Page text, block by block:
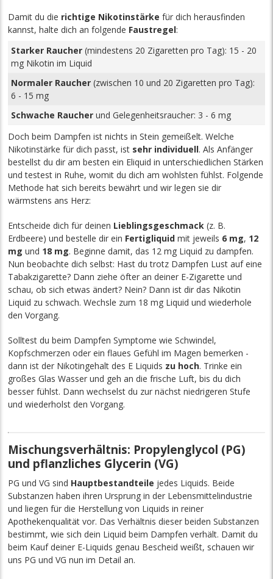
Damit du die richtige Nikotinstärke für dich herausfinden
kannst, halte dich an folgende Faustregel:
Starker Raucher (mindestens 20 Zigaretten pro Tag): 15 - 20
mg Nikotin im Liquid
Normaler Raucher (zwischen 10 und 20 Zigaretten pro Tag):
6 - 15 mg
Schwache Raucher und Gelegenheitsraucher: 3 - 6 mg
Doch beim Dampfen ist nichts in Stein gemeißelt. Welche
Nikotinstärke für dich passt, ist sehr individuell. Als Anfänger
bestellst du dir am besten ein Eliquid in unterschiedlichen Stärken
und testest in Ruhe, womit du dich am wohlsten fühlst. Folgende
Methode hat sich bereits bewährt und wir legen sie dir
wärmstens ans Herz:
Entscheide dich für deinen Lieblingsgeschmack (z. B.
Erdbeere) und bestelle dir ein Fertigliquid mit jeweils 6 mg, 12
mg und 18 mg. Beginne damit, das 12 mg Liquid zu dampfen.
Nun beobachte dich selbst: Hast du trotz Dampfen Lust auf eine
Tabakzigarette? Dann ziehe öfter an deiner E-Zigarette und
schau, ob sich etwas ändert? Nein? Dann ist dir das Nikotin
Liquid zu schwach. Wechsle zum 18 mg Liquid und wiederhole
den Vorgang.
Solltest du beim Dampfen Symptome wie Schwindel,
Kopfschmerzen oder ein flaues Gefühl im Magen bemerken -
dann ist der Nikotingehalt des E Liquids zu hoch. Trinke ein
großes Glas Wasser und geh an die frische Luft, bis du dich
besser fühlst. Dann wechselst du zur nächst niedrigeren Stufe
und wiederholst den Vorgang.
Mischungsverhältnis: Propylenglycol (PG)
und pflanzliches Glycerin (VG)
PG und VG sind Hauptbestandteile jedes Liquids. Beide
Substanzen haben ihren Ursprung in der Lebensmittelindustrie
und liegen für die Herstellung von Liquids in reiner
Apothekenqualität vor. Das Verhältnis dieser beiden Substanzen
bestimmt, wie sich dein Liquid beim Dampfen verhält. Damit du
beim Kauf deiner E-Liquids genau Bescheid weißt, schauen wir
uns PG und VG nun im Detail an.